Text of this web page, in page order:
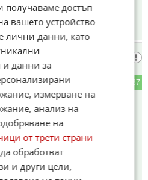
137
тв. как именно на тая
ръцете и преплиташе пръсти
на колене и наведени като
дупета и да стоят в това
белезници, като
за пощада, защото
че русите щели да ги
получаваме достъп
вашето устройство
лични данни, като
данни за
измерване на
анализ на
на
от трети страни
обработват
и други цели,